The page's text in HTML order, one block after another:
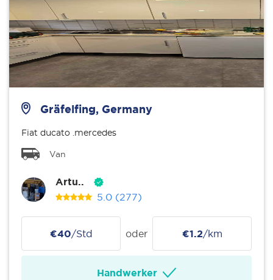
Gräfelfing, Germany
Fiat ducato .mercedes
Van
Artu..
5.0 (277)
€40/Std oder €1.2/km
Handwerker